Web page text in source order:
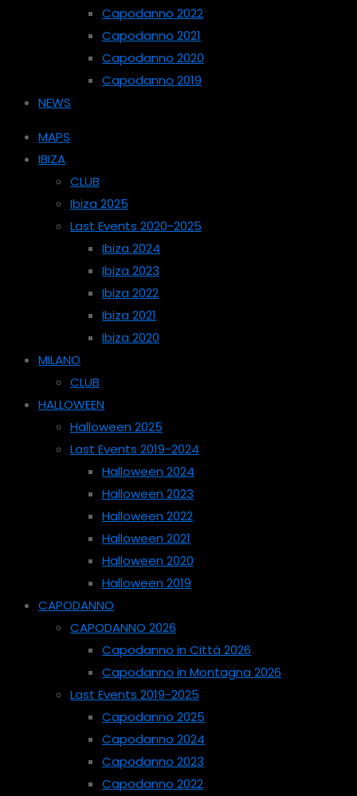
Capodanno 2022
Capodanno 2021
Capodanno 2020
Capodanno 2019
NEWS
MAPS
IBIZA
CLUB
Ibiza 2025
Last Events 2020-2025
Ibiza 2024
Ibiza 2023
Ibiza 2022
Ibiza 2021
Ibiza 2020
MILANO
CLUB
HALLOWEEN
Halloween 2025
Last Events 2019-2024
Halloween 2024
Halloween 2023
Halloween 2022
Halloween 2021
Halloween 2020
Halloween 2019
CAPODANNO
CAPODANNO 2026
Capodanno in Città 2026
Capodanno in Montagna 2026
Last Events 2019-2025
Capodanno 2025
Capodanno 2024
Capodanno 2023
Capodanno 2022